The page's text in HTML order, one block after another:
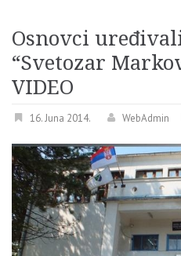
Osnovci
“Svetozar
VIDEO
16. Juna 2014. WebAdmin